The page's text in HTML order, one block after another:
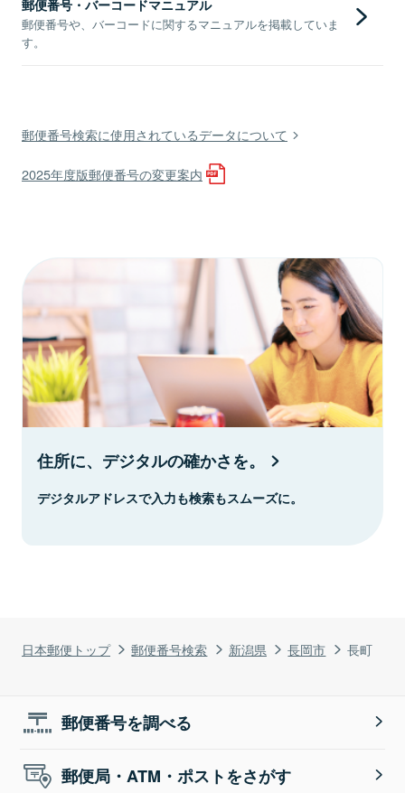
日本郵便トップ 郵便番号検索 新潟県 長岡市 長町
郵便番号・バーコードマニュアル
郵便番号や、バーコードに関するマニュアルを掲載していま
す。
郵便番号検索に使用されているデータについて
2025年度版郵便番号の変更案内
住所に、デジタルの確かさを。
デジタルアドレスで入力も検索もスムーズに。
郵便番号を調べる
郵便局・ATM・ポストをさがす